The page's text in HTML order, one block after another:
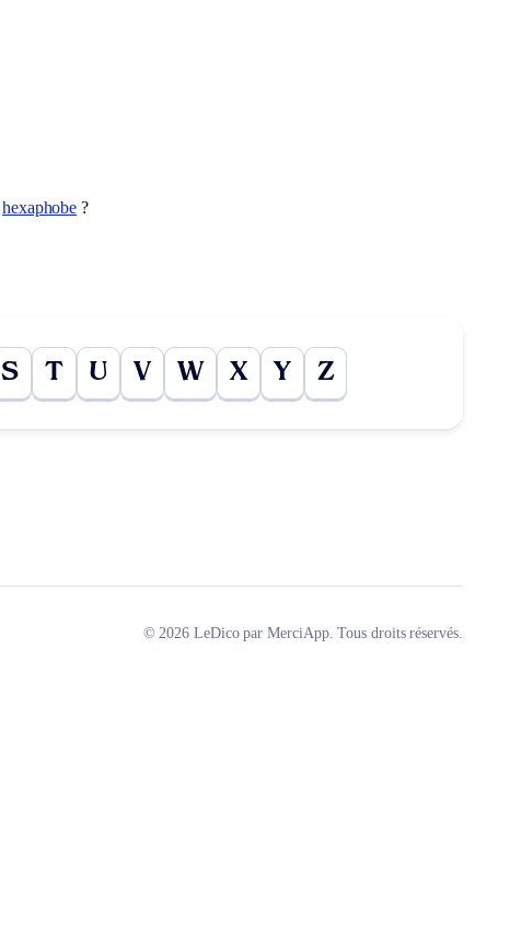
hexaphobe ?
S T U V W X Y Z
© 2026 LeDico par MerciApp. Tous droits réservés.